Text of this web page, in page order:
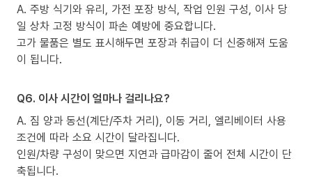
A. 주방 식기와 유리, 가전 포장 방식, 작업 인원 구성, 이사 당
일 상차 고정 방식이 파손 예방에 중요합니다.
고가 물품은 별도 표시해두면 포장과 취급이 더 신중해져 도움
이 됩니다.
Q6. 이사 시간이 얼마나 걸리나요?
A. 짐 양과 동선(계단/주차 거리), 이동 거리, 엘리베이터 사용
조건에 따라 소요 시간이 달라집니다.
인원/차량 구성이 맞으면 지연과 급마감이 줄어 전체 시간이 단
축됩니다.